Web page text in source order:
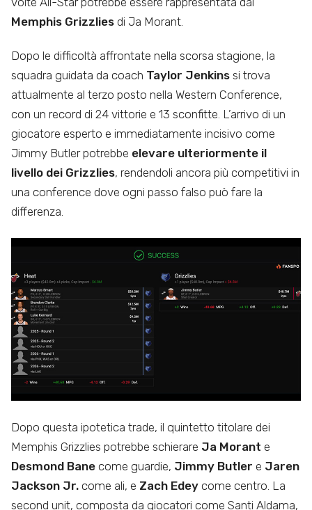
Memphis Grizzlies di Ja Morant.
Dopo le difficoltà affrontate nella scorsa stagione, la
squadra guidata da coach Taylor Jenkins si trova
attualmente al terzo posto nella Western Conference,
con un record di 24 vittorie e 13 sconfitte. L’arrivo di un
giocatore esperto e immediatamente incisivo come
Jimmy Butler potrebbe elevare ulteriormente il
livello dei Grizzlies, rendendoli ancora più competitivi in
una conference dove ogni passo falso può fare la
differenza.
Dopo questa ipotetica trade, il quintetto titolare dei
Memphis Grizzlies potrebbe schierare Ja Morant e
Desmond Bane come guardie, Jimmy Butler e Jaren
Jackson Jr. come ali, e Zach Edey come centro. La
second unit, composta da giocatori come Santi Aldama,